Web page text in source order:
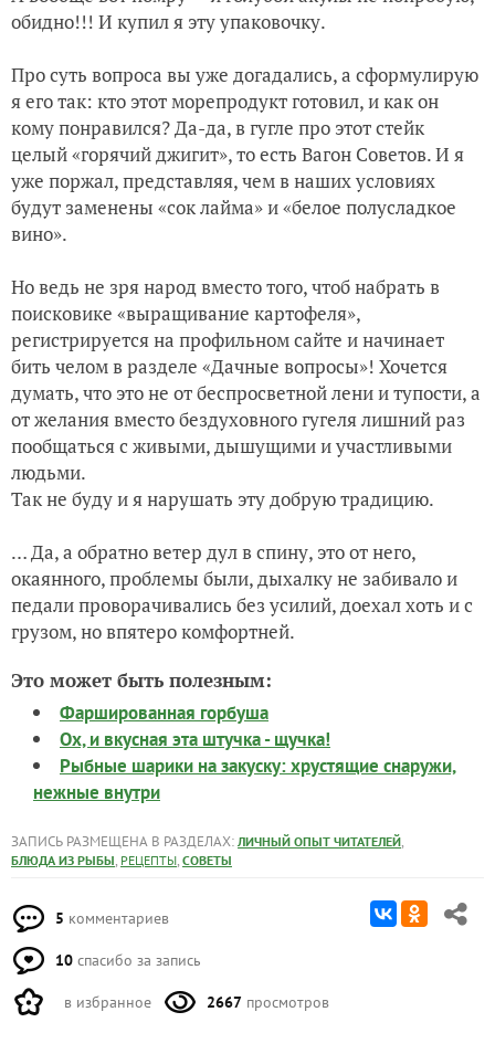
обидно!!! И купил я эту упаковочку.
Про суть вопроса вы уже догадались, а сформулирую
я его так: кто этот морепродукт готовил, и как он
кому понравился? Да-да, в гугле про этот стейк
целый «горячий джигит», то есть Вагон Советов. И я
уже поржал, представляя, чем в наших условиях
будут заменены «сок лайма» и «белое полусладкое
вино».
Но ведь не зря народ вместо того, чтоб набрать в
поисковике «выращивание картофеля»,
регистрируется на профильном сайте и начинает
бить челом в разделе «Дачные вопросы»! Хочется
думать, что это не от беспросветной лени и тупости, а
от желания вместо бездуховного гугеля лишний раз
пообщаться с живыми, дышущими и участливыми
людьми.
Так не буду и я нарушать эту добрую традицию.
… Да, а обратно ветер дул в спину, это от него,
окаянного, проблемы были, дыхалку не забивало и
педали проворачивались без усилий, доехал хоть и с
грузом, но впятеро комфортней.
Это может быть полезным:
Фаршированная горбуша
Ох, и вкусная эта штучка - щучка!
Рыбные шарики на закуску: хрустящие снаружи,
нежные внутри
ЗАПИСЬ РАЗМЕЩЕНА В РАЗДЕЛАХ: ЛИЧНЫЙ ОПЫТ ЧИТАТЕЛЕЙ,
БЛЮДА ИЗ РЫБЫ, РЕЦЕПТЫ, СОВЕТЫ
5 комментариев
10 спасибо за запись
в избранное 2667 просмотров